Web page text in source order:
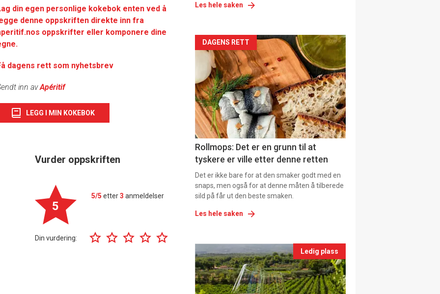
din egen personlige kokebok enten ved å
denne oppskriften direkte inn fra
oppskrifter eller komponere dine
dagens rett som nyhetsbrev
inn avApéritif
LEGG I MIN KOKEBOK
Vurder oppskriften
5
5/5 etter3 anmeldelser
Din vurdering:
Les hele saken
Artikler
detail
-
section
11
Ukens
vin
DAGENS RETT
Rollmops: Det er en grunn til at
tyskere er ville etter denne retten
Det er ikke bare for at den smaker godt med en
snaps, men også for at denne måten å tilberede
sild på får ut den beste smaken.
Les hele saken
Events
single
Ledig plass